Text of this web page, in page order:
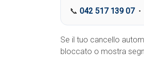
📞 042 517 139 07•
Se il tuo cancello
bloccato o mostra